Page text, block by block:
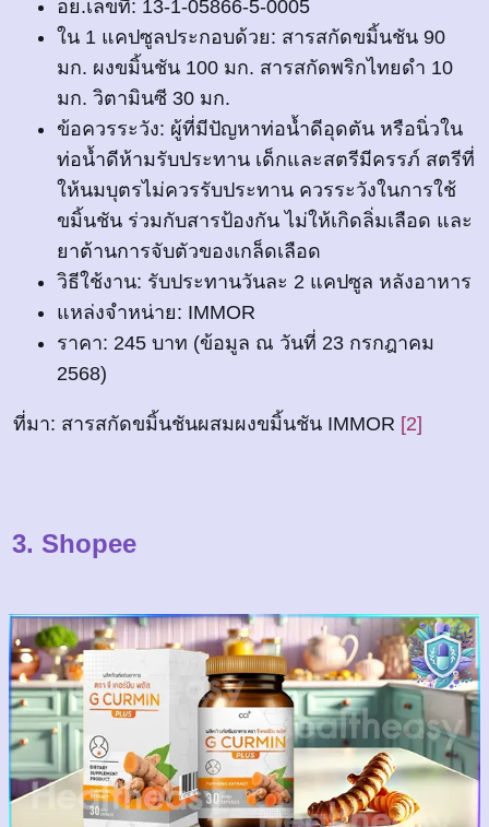
อย.เลขที่: 13-1-05866-5-0005
ใน 1 แคปซูลประกอบด้วย: สารสกัดขมิ้นชัน 90
มก. ผงขมิ้นชัน 100 มก. สารสกัดพริกไทยดำ 10
มก. วิตามินซี 30 มก.
ข้อควรระวัง: ผู้ที่มีปัญหาท่อน้ำดีอุดตัน หรือนิ่วใน
ท่อน้ำดีห้ามรับประทาน เด็กและสตรีมีครรภ์ สตรีที่
ให้นมบุตรไม่ควรรับประทาน ควรระวังในการใช้
ขมิ้นชัน ร่วมกับสารป้องกัน ไม่ให้เกิดลิ่มเลือด และ
ยาต้านการจับตัวของเกล็ดเลือด
วิธีใช้งาน: รับประทานวันละ 2 แคปซูล หลังอาหาร
แหล่งจำหน่าย: IMMOR
ราคา: 245 บาท (ข้อมูล ณ วันที่ 23 กรกฎาคม
2568)
ที่มา: สารสกัดขมิ้นชันผสมผงขมิ้นชัน IMMOR [2]
3. Shopee